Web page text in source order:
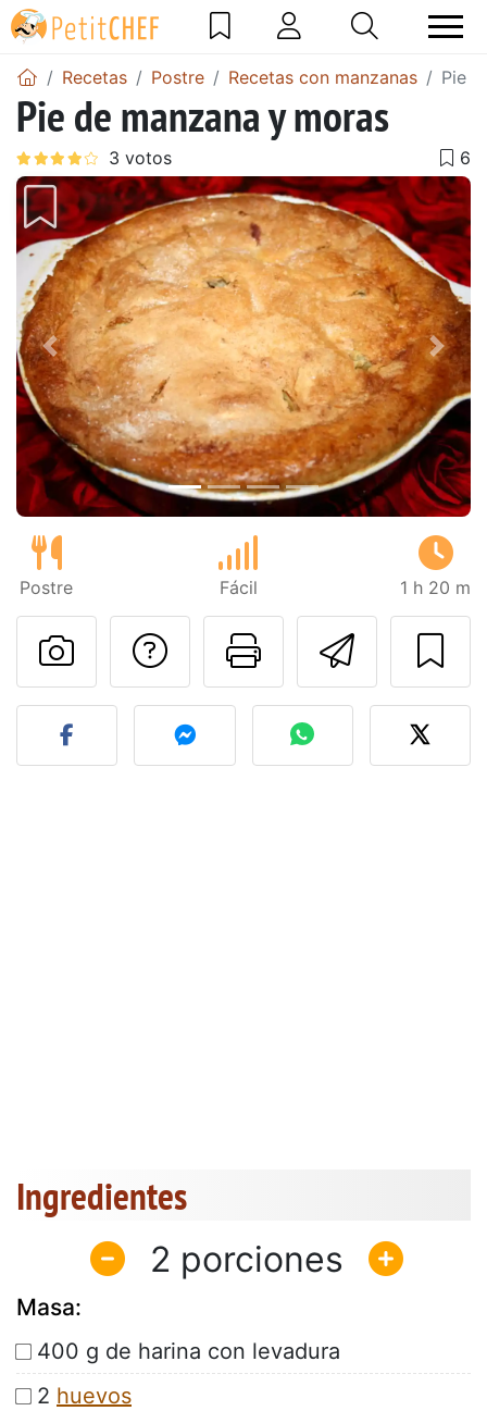
Recetas Postre Recetas con manzanas Pie
Pie de manzana y moras
Anterior
Postre Fácil 1 h 20 m
Imprimir
Preguntar al autor
Publicar la foto de esta
Ingredientes
2
Masa:
400 g de harina con levadura
2 huevos